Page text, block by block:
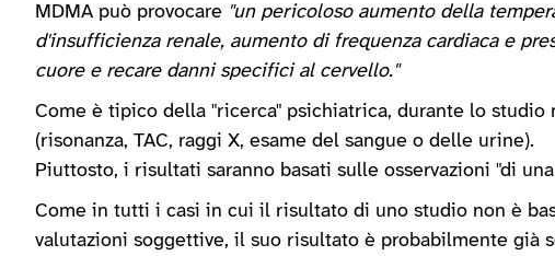
MDMA può provocare "un pericoloso aumento della
d'insufficienza renale, aumento di frequenza cardiaca e
cuore e recare danni specifici al cervello."
Come è tipico della "ricerca" psichiatrica, durante lo
(risonanza, TAC, raggi X, esame del sangue o delle urine).
Piuttosto, i risultati saranno basati sulle osservazioni "di
Come in tutti i casi in cui il risultato di uno studio non è
valutazioni soggettive, il suo risultato è probabilmente già